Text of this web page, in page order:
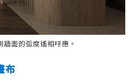
面的弧度遙相呼應。
布